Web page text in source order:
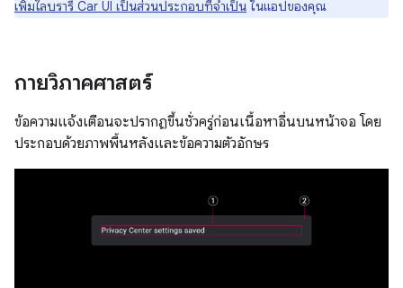
เพิ่มไลบรารี Car UI เป็นส่วนประกอบที่จำเป็น ในแอปของคุณ
กายวิภาคศาสตร์
ข้อความแจ้งเตือนจะปรากฏขึ้นชั่วครู่ก่อนเนื้อหาอื่นบนหน้าจอ โดย
ประกอบด้วยภาพพื้นหลังและข้อความตัวอักษร